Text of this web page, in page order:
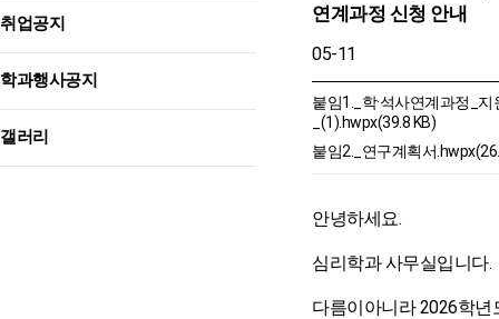
취업공지
학과행사공지
갤러리
연계과정 신청 안내
05-11
붙임1._학·석사연계과정_지
_(1).hwpx(39.8 KB)
붙임2._연구계획서
안녕하세요.
심리학과 사무실입니다.
다름이아니라 2026학년